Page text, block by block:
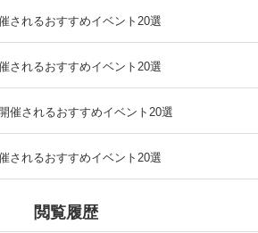
されるおすすめイベント20選
されるおすすめイベント20選
催されるおすすめイベント20選
されるおすすめイベント20選
閲覧履歴